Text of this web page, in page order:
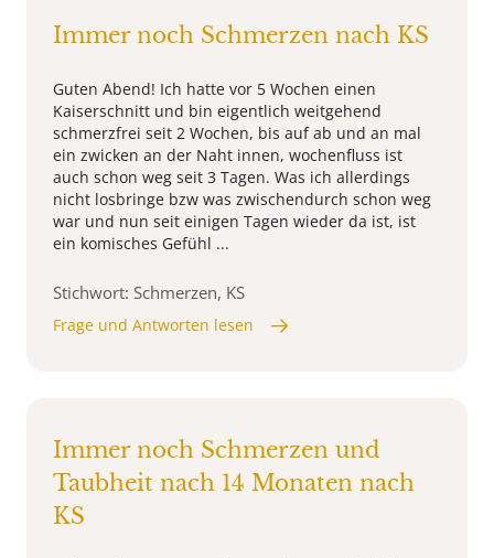
Immer noch Schmerzen nach KS
Guten Abend! Ich hatte vor 5 Wochen einen
Kaiserschnitt und bin eigentlich weitgehend
schmerzfrei seit 2 Wochen, bis auf ab und an mal
ein zwicken an der Naht innen, wochenfluss ist
auch schon weg seit 3 Tagen. Was ich allerdings
nicht losbringe bzw was zwischendurch schon weg
war und nun seit einigen Tagen wieder da ist, ist
ein komisches Gefühl ...
Stichwort: Schmerzen, KS
Frage und Antworten lesen
Immer noch Schmerzen und
Taubheit nach 14 Monaten nach
KS